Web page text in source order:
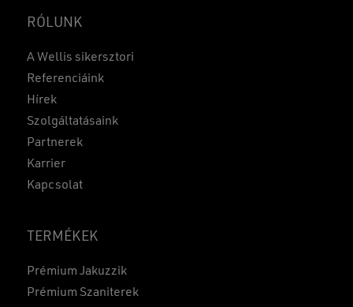
RÓLUNK
A Wellis sikersztori
Referenciáink
Hírek
Szolgáltatásaink
Partnerek
Karrier
Kapcsolat
TERMÉKEK
Prémium Jakuzzik
Prémium Szaniterek